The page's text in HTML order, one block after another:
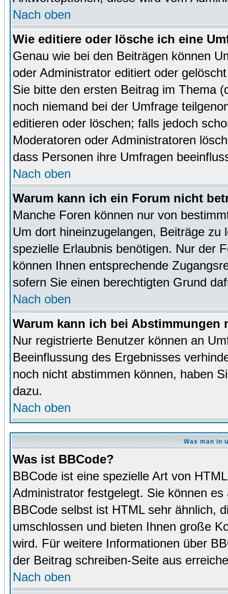
Nach oben
Wie editiere oder lösche ich eine
Genau wie bei den Beiträgen können
oder Administrator editiert oder
Sie bitte den ersten Beitrag im Thema
noch niemand bei der Umfrage
editieren oder löschen; falls jedoch
Moderatoren oder Administratoren
dass Personen ihre Umfragen
Nach oben
Warum kann ich ein Forum nicht
Manche Foren können nur von
Um dort hineinzugelangen, Beiträge
spezielle Erlaubnis benötigen. Nur der
können Ihnen entsprechende
sofern Sie einen berechtigten Grund
Nach oben
Warum kann ich bei Abstimmungen
Nur registrierte Benutzer können an
Beeinflussung des Ergebnisses
noch nicht abstimmen können, haben
dazu.
Nach oben
Was man in
Was ist BBCode?
BBCode ist eine spezielle Art von
Administrator festgelegt. Sie können
BBCode selbst ist HTML sehr ähnlich,
umschlossen und bieten Ihnen große
wird. Für weitere Informationen über
der Beitrag schreiben-Seite aus
Nach oben